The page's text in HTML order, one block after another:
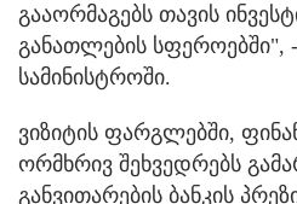
გააორმაგებს თავის
განათლების სფეროებში",
სამინისტროში.
ვიზიტის ფარგლებში,
ორმხრივ შეხვედრებს
განვითარების ბანკის